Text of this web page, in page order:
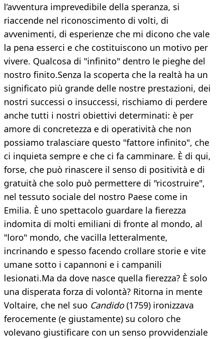
l’avventura imprevedibile della speranza, si
riaccende nel riconoscimento di volti, di
avvenimenti, di esperienze che mi dicono che vale
la pena esserci e che costituiscono un motivo per
vivere. Qualcosa di "infinito" dentro le pieghe del
nostro finito.Senza la scoperta che la realtà ha un
significato più grande delle nostre prestazioni, dei
nostri successi o insuccessi, rischiamo di perdere
anche tutti i nostri obiettivi determinati: è per
amore di concretezza e di operatività che non
possiamo tralasciare questo "fattore infinito", che
ci inquieta sempre e che ci fa camminare. È di qui,
forse, che può rinascere il senso di positività e di
gratuità che solo può permettere di "ricostruire",
nel tessuto sociale del nostro Paese come in
Emilia. È uno spettacolo guardare la fierezza
indomita di molti emiliani di fronte al mondo, al
"loro" mondo, che vacilla letteralmente,
incrinando e spesso facendo crollare storie e vite
umane sotto i capannoni e i campanili
lesionati.Ma da dove nasce quella fierezza? È solo
una disperata forza di volontà? Ritorna in mente
Voltaire, che nel suo Candido(1759) ironizzava
ferocemente (e giustamente) su coloro che
volevano giustificare con un senso provvidenziale